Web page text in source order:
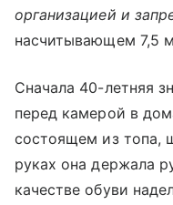
организацией и
насчитывающем 7,5
Сначала 40-летняя
перед камерой в
состоящем из топа,
руках она держала
качестве обуви